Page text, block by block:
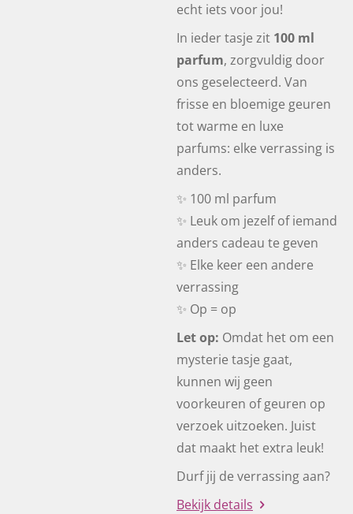
echt iets voor jou!
In ieder tasje zit 100 ml
parfum, zorgvuldig door
ons geselecteerd. Van
frisse en bloemige geuren
tot warme en luxe
parfums: elke verrassing is
anders.
✨ 100 ml parfum
✨ Leuk om jezelf of iemand
anders cadeau te geven
✨ Elke keer een andere
verrassing
✨ Op = op
Let op: Omdat het om een
mysterie tasje gaat,
kunnen wij geen
voorkeuren of geuren op
verzoek uitzoeken. Juist
dat maakt het extra leuk!
Durf jij de verrassing aan?
Bekijk details